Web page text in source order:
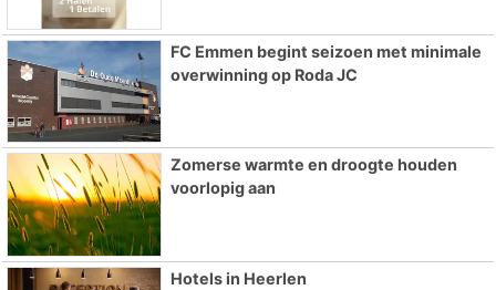
FC Emmen begint seizoen met minimale
overwinning op Roda JC
Zomerse warmte en droogte houden
voorlopig aan
Hotels in Heerlen